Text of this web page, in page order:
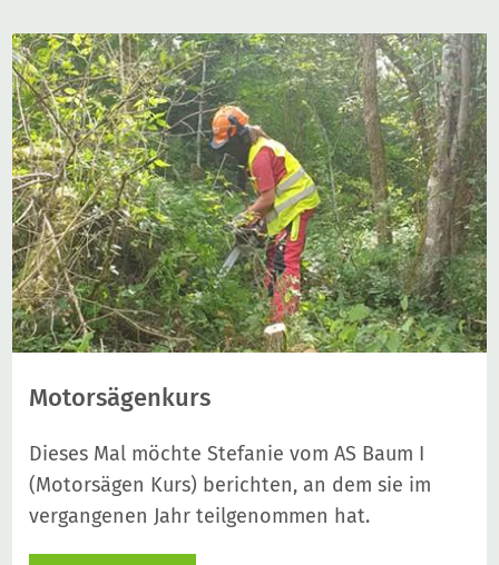
Motorsägenkurs
Dieses Mal möchte Stefanie vom AS Baum I
(Motorsägen Kurs) berichten, an dem sie im
vergangenen Jahr teilgenommen hat.